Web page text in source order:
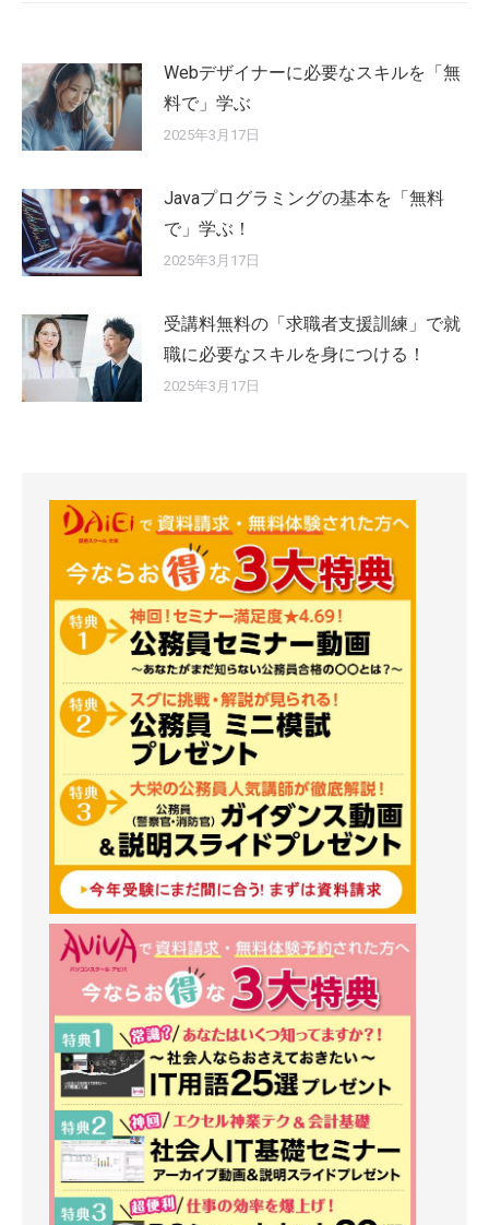
Webデザイナーに必要なスキルを「無
料で」学ぶ
2025年3月17日
Javaプログラミングの基本を「無料
で」学ぶ！
2025年3月17日
受講料無料の「求職者支援訓練」で就
職に必要なスキルを身につける！
2025年3月17日